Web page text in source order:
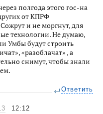
полгода этого гос-на
от КПРФ
и не моргнут, для
технологии. Не думаю,
Умбы будут строить
«разоблачат» , а
снимут, чтобы знали
Ответить
12:12